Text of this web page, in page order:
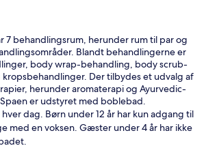
7 behandlingsrum, herunder rum til par og
Blandt behandlingerne er
body wrap-behandling, body scrub-
Der tilbydes et udvalg af
herunder aromaterapi og Ayurvedic-
er udstyret med boblebad.
dag. Børn under 12 år har kun adgang til
med en voksen. Gæster under 4 år har ikke